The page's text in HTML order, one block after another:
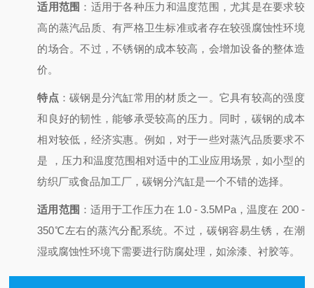
适用范围 ：适用于各种压力和温度范围，尤其是在要求较
高的蒸汽品质、有严格卫生标准或者存在较强腐蚀性环境
的场合。不过，不锈钢的成本较高，会增加设备的整体造
价。
特点 ：碳钢是分汽缸常用的材质之一。它具有较高的强度
和良好的韧性，能够承受较高的压力。同时，碳钢的成本
相对较低，经济实惠。例如，对于一些对蒸汽品质要求不
是
，压力和温度范围相对适中的工业应用场景，如小型的
纺织厂或食品加工厂，碳钢分汽缸是一个不错的选择。
适用范围 ：适用于工作压力在 1.0 - 3.5MPa，温度在 200 -
350℃左右的蒸汽分配系统。不过，碳钢容易生锈，在潮
湿或腐蚀性环境下需要进行防腐处理，如涂漆、衬胶等。